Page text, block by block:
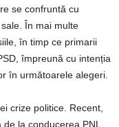
se confruntă cu
În mai multe
în timp ce primarii
împreună cu intenția
în următoarele alegeri.
crize politice. Recent,
la conducerea PNL